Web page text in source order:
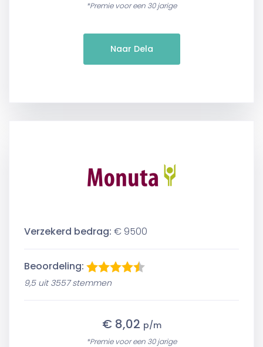
*Premie voor een 30 jarige
Naar Dela
Verzekerd bedrag: € 9500
Beoordeling:
9,5 uit 3557 stemmen
€ 8,02 p/m
*Premie voor een 30 jarige